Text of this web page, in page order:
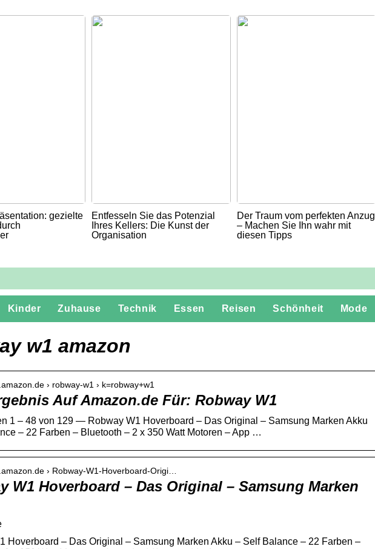
gezielte
Entfesseln Sie das Potenzial
Ihres Kellers: Die Kunst der
Organisation
Der Traum vom perfekten Anzug
– Machen Sie Ihn wahr mit
diesen Tipps
Kinder Zuhause Technik Essen Reisen Schönheit Mode
w1 amazon
› robway-w1 › k=robway+w1
Auf Amazon.de Für: Robway W1
1 – 48 von 129 — Robway W1 Hoverboard – Das Original – Samsung Marken Akku
– 22 Farben – Bluetooth – 2 x 350 Watt Motoren – App …
› Robway-W1-Hoverboard-Origi…
W1 Hoverboard – Das Original – Samsung Marken
Hoverboard – Das Original – Samsung Marken Akku – Self Balance – 22 Farben –